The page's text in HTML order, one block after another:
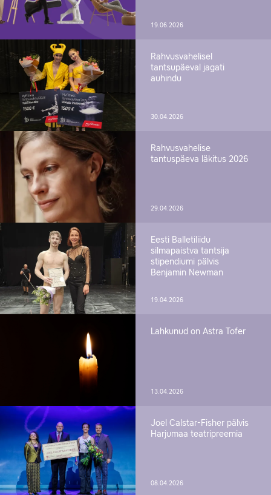
19.06.2026
Rahvusvahelisel
tantsupäeval jagati
auhindu
30.04.2026
Rahvusvahelise
tantuspäeva läkitus 2026
29.04.2026
Eesti Balletiliidu
silmapaistva tantsija
stipendiumi pälvis
Benjamin Newman
19.04.2026
Lahkunud on Astra Tofer
13.04.2026
Joel Calstar-Fisher pälvis
Harjumaa teatripreemia
08.04.2026